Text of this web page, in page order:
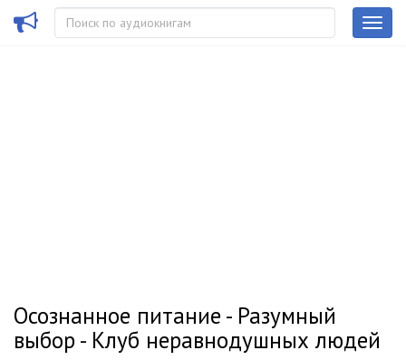
Осознанное питание - Разумный
выбор - Клуб неравнодушных людей